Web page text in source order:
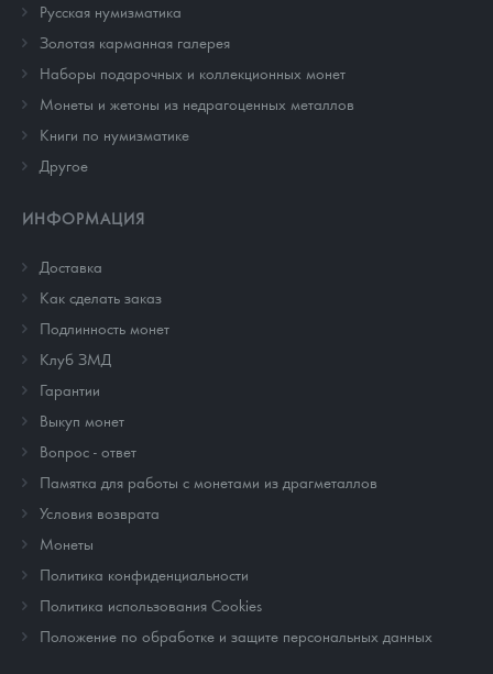
Русская нумизматика
Золотая карманная галерея
Наборы подарочных и коллекционных монет
Монеты и жетоны из недрагоценных металлов
Книги по нумизматике
Другое
ИНФОРМАЦИЯ
Доставка
Как сделать заказ
Подлинность монет
Клуб ЗМД
Гарантии
Выкуп монет
Вопрос - ответ
Памятка для работы с монетами из драгметаллов
Условия возврата
Монеты
Политика конфиденциальности
Политика использования Cookies
Положение по обработке и защите персональных данных